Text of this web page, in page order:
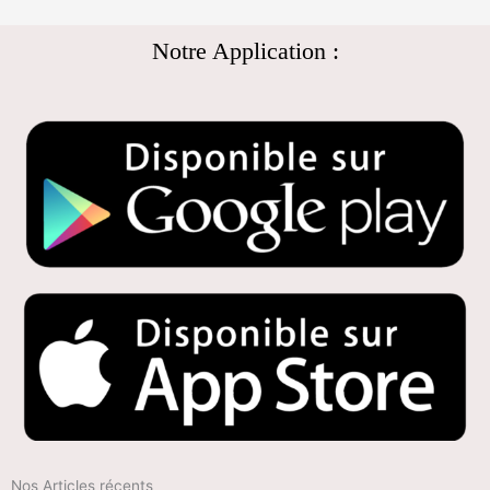
Notre Application :
Nos Articles récents